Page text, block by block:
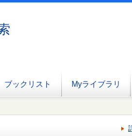
ブックリスト Myライブラリ